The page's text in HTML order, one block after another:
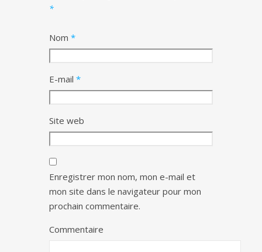
*
Nom *
E-mail *
Site web
Enregistrer mon nom, mon e-mail et
mon site dans le navigateur pour mon
prochain commentaire.
Commentaire